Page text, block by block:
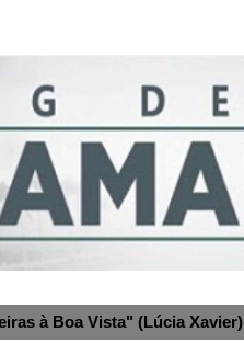
à Boa Vista" (Lúcia Xavier)